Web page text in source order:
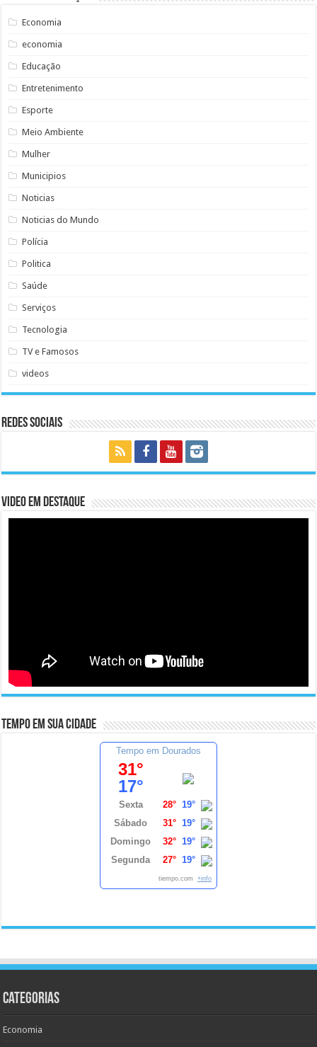
Economia
economia
Educação
Entretenimento
Esporte
Meio Ambiente
Mulher
Municipios
Noticias
Noticias do Mundo
Polícia
Politica
Saúde
Serviços
Tecnologia
TV e Famosos
videos
Redes Sociais
Video em Destaque
Tempo em sua cidade
Tempo em Dourados
31°
17°
Sexta 28° 19°
Sábado
31° 19°
Domingo
32° 19°
Segunda
27° 19°
tiempo.com +info
Categorias
Economia